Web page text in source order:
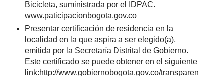
Bicicleta, suministrada por el IDPAC.
www.paticipacionbogota.gov.co
Presentar certificación de residencia en la
localidad en la que aspira a ser elegido(a),
emitida por la Secretaría Distrital de Gobierno.
Este certificado se puede obtener en el siguiente
link:http://www.gobiernobogota.gov.co/transparen